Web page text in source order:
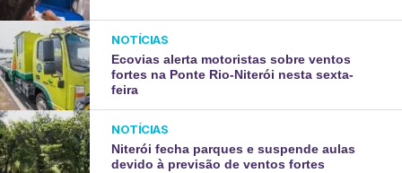
NOTÍCIAS
Ecovias alerta motoristas sobre ventos
fortes na Ponte Rio-Niterói nesta sexta-
feira
NOTÍCIAS
Niterói fecha parques e suspende aulas
devido à previsão de ventos fortes